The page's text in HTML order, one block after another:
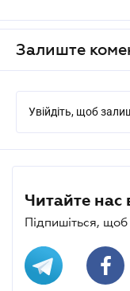
Залиште
Увійдіть, щоб
Читайте
Підпишіться, щоб